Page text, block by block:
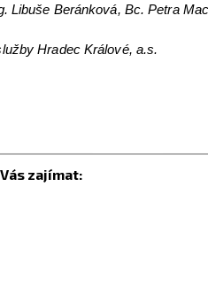
Libuše Beránková, Bc. Petra
Hradec Králové, a.s.